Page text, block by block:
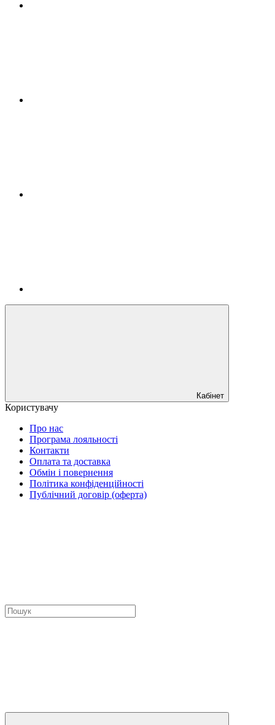
Кабінет
Користувачу
Про нас
Програма лояльності
Контакти
Оплата та доставка
Обмін і повернення
Політика конфіденційності
Публічний договір (оферта)